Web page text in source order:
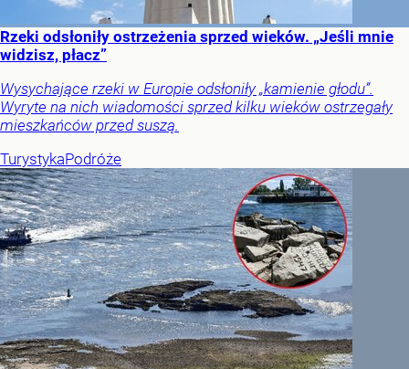
Rzeki odsłoniły ostrzeżenia sprzed wieków. „Jeśli mnie
widzisz, płacz”
Wysychające rzeki w Europie odsłoniły „kamienie głodu”.
Wyryte na nich wiadomości sprzed kilku wieków ostrzegały
mieszkańców przed suszą.
TurystykaPodróże